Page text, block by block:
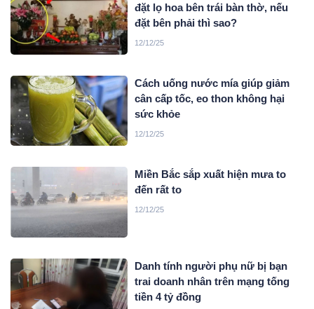
đặt lọ hoa bên trái bàn thờ, nếu
đặt bên phải thì sao?
12/12/25
Cách uống nước mía giúp giảm
cân cấp tốc, eo thon không hại
sức khỏe
12/12/25
Miền Bắc sắp xuất hiện mưa to
đến rất to
12/12/25
Danh tính người phụ nữ bị bạn
trai doanh nhân trên mạng tống
tiền 4 tỷ đồng